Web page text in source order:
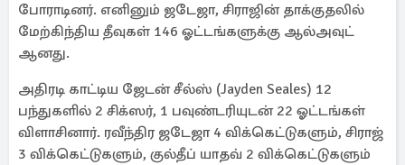
போராடினர். எனினும் ஜடேஜா, சிராஜின் தாக்குதலில்
மேற்கிந்திய தீவுகள் 146 ஓட்டங்களுக்கு ஆல்அவுட்
ஆனது.
அதிரடி காட்டிய ஜேடன் சீல்ஸ் (Jayden Seales) 12
பந்துகளில் 2 சிக்ஸர், 1 பவுண்டரியுடன் 22 ஓட்டங்கள்
விளாசினார். ரவீந்திர ஜடேஜா 4 விக்கெட்டுகளும், சிராஜ்
3 விக்கெட்டுகளும், குல்தீப் யாதவ் 2 விக்கெட்டுகளும்